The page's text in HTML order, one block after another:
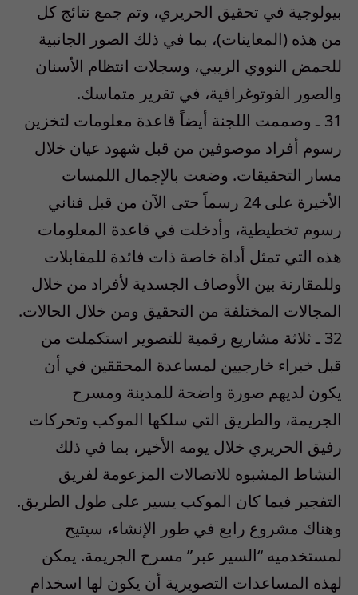
بيولوجية في تحقيق الحريري، وتم جمع نتائج كل
من هذه (المعاينات)، بما في ذلك الصور الجانبية
للحمض النووي الريبي، وسجلات انتظام الأسنان
والصور الفوتوغرافية، في تقرير متماسك.
31 ـ وصممت اللجنة أيضاً قاعدة معلومات لتخزين
رسوم أفراد موصوفين من قبل شهود عيان خلال
مسار التحقيقات. وضعت بالإجمال اللمسات
الأخيرة على 24 رسماً حتى الآن من قبل فناني
رسوم تخطيطية، وأدخلت في قاعدة المعلومات
هذه التي تمثل أداة خاصة ذات فائدة للمقابلات
وللمقارنة بين الأوصاف الجسدية لأفراد من خلال
المجالات المختلفة من التحقيق ومن خلال الحالات.
32 ـ ثلاثة مشاريع رقمية للتصوير استكملت من
قبل خبراء خارجيين لمساعدة المحققين في أن
يكون لديهم صورة واضحة للمدينة ومسرح
الجريمة، والطريق التي سلكها الموكب وتحركات
رفيق الحريري خلال يومه الأخير، بما في ذلك
النشاط المشبوه للاتصالات المزعومة لفريق
التفجير فيما كان الموكب يسير على طول الطريق.
وهناك مشروع رابع في طور الإنشاء، سيتيح
لمستخدميه “السير عبر” مسرح الجريمة. يمكن
لهذه المساعدات التصويرية أن يكون لها اسخدام